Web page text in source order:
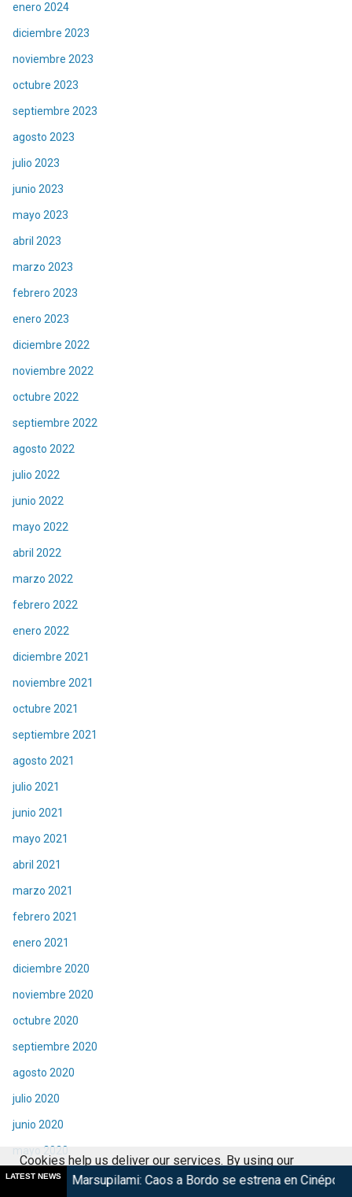
enero 2024
diciembre 2023
noviembre 2023
octubre 2023
septiembre 2023
agosto 2023
julio 2023
junio 2023
mayo 2023
abril 2023
marzo 2023
febrero 2023
enero 2023
diciembre 2022
noviembre 2022
octubre 2022
septiembre 2022
agosto 2022
julio 2022
junio 2022
mayo 2022
abril 2022
marzo 2022
febrero 2022
enero 2022
diciembre 2021
noviembre 2021
octubre 2021
septiembre 2021
agosto 2021
julio 2021
junio 2021
mayo 2021
abril 2021
marzo 2021
febrero 2021
enero 2021
diciembre 2020
noviembre 2020
octubre 2020
septiembre 2020
agosto 2020
julio 2020
junio 2020
mayo 2020
abril 2020
LATEST NEWSCaos a Bordo se estrena en Cinépolis Harry
Cookies help us deliver our services. By using our
services, you agree to our use of cookies.
Got it